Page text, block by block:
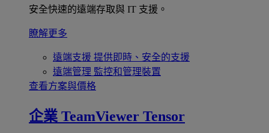
安全快速的遠端存取與 IT 支援。
瞭解更多
遠端支援 提供即時、安全的支援
遠端管理 監控和管理裝置
查看方案與價格
企業 TeamViewer Tensor